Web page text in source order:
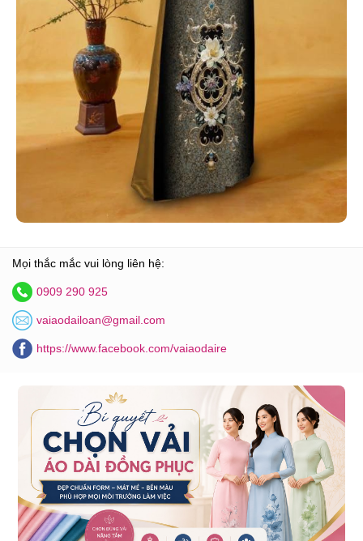
Mọi thắc mắc vui lòng liên hệ:
0909 290 925
vaiaodailoan@gmail.com
https://www.facebook.com/vaiaodaire